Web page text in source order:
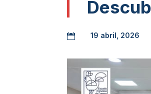
 19 abril, 2026